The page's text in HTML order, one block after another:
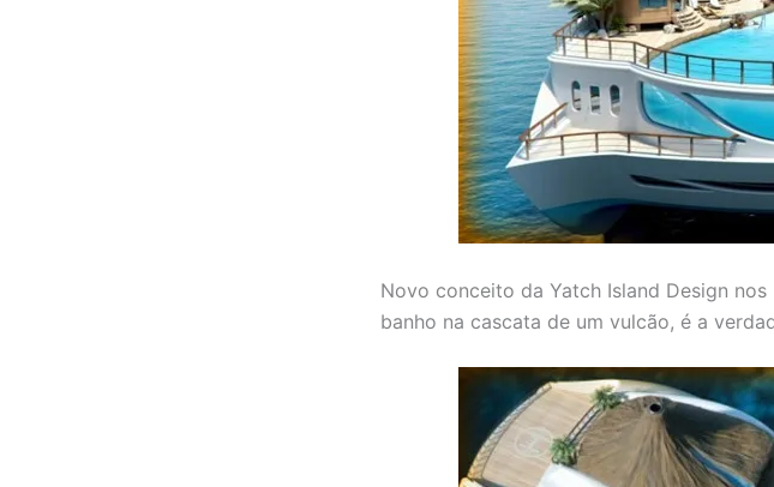
Novo conceito da Yatch Island Design
banho na cascata de um vulcão, é a